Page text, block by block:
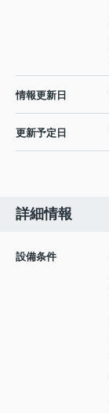
情報更新日
更新予定日
詳細情報
設備条件